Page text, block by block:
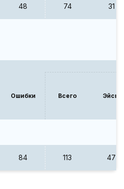
48 74 31
Ошибки Всего Эйсы
84 113 47